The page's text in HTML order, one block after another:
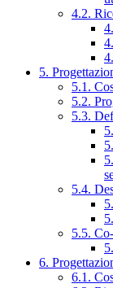
4.2.
5.
5.1.
5.2.
5.3.
5.4.
5.5.
6.
6.1.